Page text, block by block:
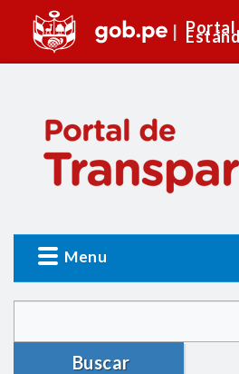
Portal
Menu
Buscar